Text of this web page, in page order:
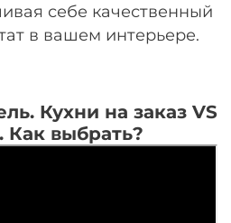
себе качественный
в вашем интерьере.
Кухни на заказ VS
Как выбрать?